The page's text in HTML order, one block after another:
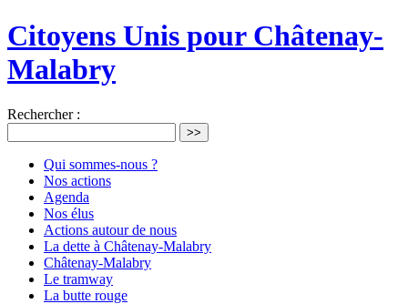
Citoyens Unis pour Châtenay-
Malabry
Rechercher :
>>
Qui sommes-nous ?
Nos actions
Agenda
Nos élus
Actions autour de nous
La dette à Châtenay-Malabry
Châtenay-Malabry
Le tramway
La butte rouge